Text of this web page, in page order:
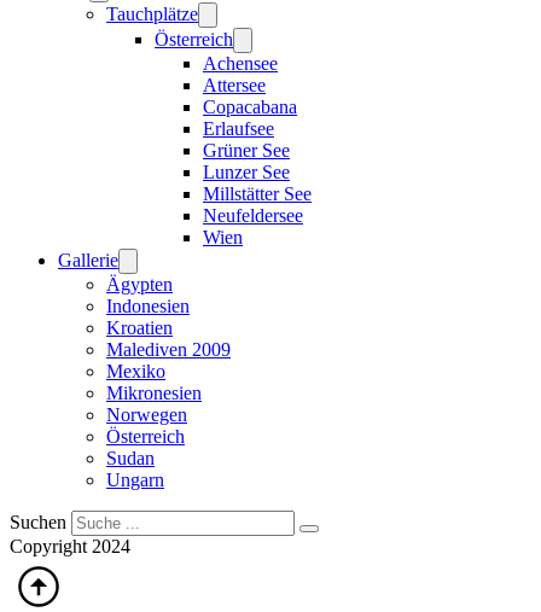
Tauchplätze
Österreich
Achensee
Attersee
Copacabana
Erlaufsee
Grüner See
Lunzer See
Millstätter See
Neufeldersee
Wien
Gallerie
Ägypten
Indonesien
Kroatien
Malediven 2009
Mexiko
Mikronesien
Norwegen
Österreich
Sudan
Ungarn
Suchen
Copyright 2024